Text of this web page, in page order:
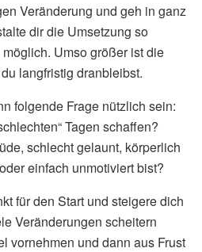
Veränderung und geh in ganz
dir die Umsetzung so
Umso größer ist die
langfristig dranbleibst.
folgende Frage nützlich sein:
Tagen schaffen?
schlecht gelaunt, körperlich
einfach unmotiviert bist?
für den Start und steigere dich
Veränderungen scheitern
vornehmen und dann aus Frust